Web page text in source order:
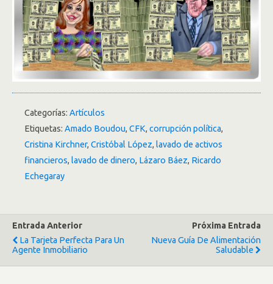
Categorías: Artículos
Etiquetas: Amado Boudou, CFK, corrupción política,
Cristina Kirchner, Cristóbal López, lavado de activos
financieros, lavado de dinero, Lázaro Báez, Ricardo
Echegaray
Entrada Anterior
La Tarjeta Perfecta Para Un
Agente Inmobiliario
Próxima Entrada
Nueva Guía De Alimentación
Saludable